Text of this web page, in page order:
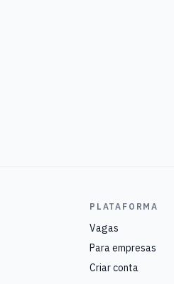
PLATAFORMA
Vagas
Para empresas
Criar conta